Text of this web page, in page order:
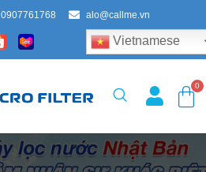
0907761768 alo@callme.vn
Vietnamese